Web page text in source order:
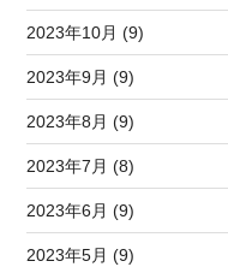
2023年10月 (9)
2023年9月 (9)
2023年8月 (9)
2023年7月 (8)
2023年6月 (9)
2023年5月 (9)